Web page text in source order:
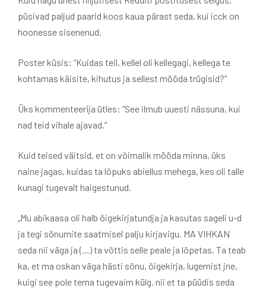
püsivad paljud paarid koos kaua pärast seda, kui icck on
hoonesse sisenenud.
Poster küsis: “Kuidas teil, kellel oli kellegagi, kellega te
kohtamas käisite, kihutus ja sellest mööda trügisid?”
Üks kommenteerija ütles: “See ilmub uuesti nässuna, kui
nad teid vihale ajavad.”
Kuid teised väitsid, et on võimalik mööda minna, üks
naine jagas, kuidas ta lõpuks abiellus mehega, kes oli talle
kunagi tugevalt haigestunud.
„Mu abikaasa oli halb õigekirjatundja ja kasutas sageli u-d
ja tegi sõnumite saatmisel palju kirjavigu. MA VIHKAN
seda nii väga ja (…) ta võttis selle peale ja lõpetas. Ta teab
ka, et ma oskan väga hästi sõnu, õigekirja, lugemist jne,
kuigi see pole tema tugevaim külg. nii et ta püüdis seda